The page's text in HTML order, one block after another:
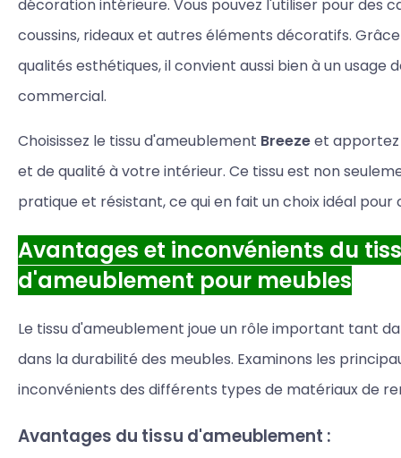
décoration intérieure. Vous pouvez l'utiliser pour des
coussins, rideaux et autres éléments décoratifs.
qualités esthétiques, il convient aussi bien à un usage
commercial.
Choisissez le tissu d'ameublement Breezeet
et de qualité à votre intérieur. Ce tissu est non
pratique et résistant, ce qui en fait un choix idéal pour
Avantages et inconvénients du
d'ameublement pour meubles
Le tissu d'ameublement joue un rôle important tant
dans la durabilité des meubles. Examinons les
inconvénients des différents types de matériaux de
Avantages du tissu d'ameublement :